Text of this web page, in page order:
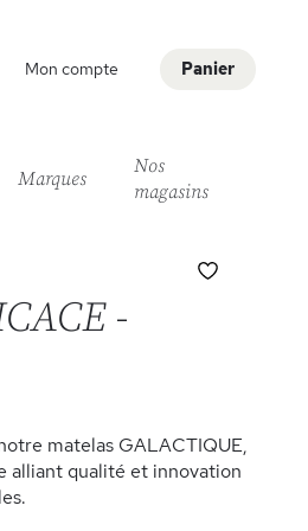
Panier
Mon compte
Marques
Nos
magasins
-
matelas GALACTIQUE,
alliant qualité et innovation